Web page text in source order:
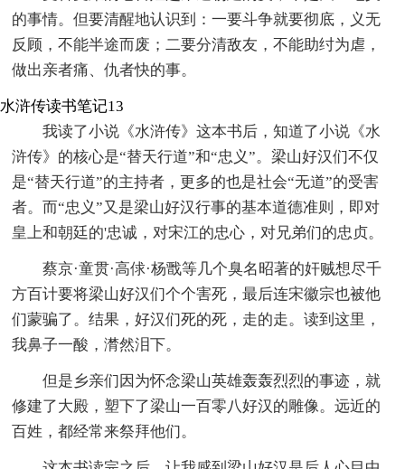
的事情。但要清醒地认识到：一要斗争就要彻底，义无
反顾，不能半途而废；二要分清敌友，不能助纣为虐，
做出亲者痛、仇者快的事。
水浒传读书笔记13
我读了小说《水浒传》这本书后，知道了小说《水
浒传》的核心是“替天行道”和“忠义”。梁山好汉们不仅
是“替天行道”的主持者，更多的也是社会“无道”的受害
者。而“忠义”又是梁山好汉行事的基本道德准则，即对
皇上和朝廷的'忠诚，对宋江的忠心，对兄弟们的忠贞。
蔡京·童贯·高俅·杨戬等几个臭名昭著的奸贼想尽千
方百计要将梁山好汉们个个害死，最后连宋徽宗也被他
们蒙骗了。结果，好汉们死的死，走的走。读到这里，
我鼻子一酸，潸然泪下。
但是乡亲们因为怀念梁山英雄轰轰烈烈的事迹，就
修建了大殿，塑下了梁山一百零八好汉的雕像。远近的
百姓，都经常来祭拜他们。